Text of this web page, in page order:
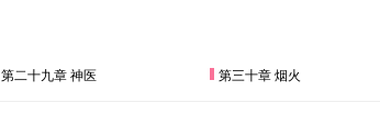
第二十九章 神医 第三十章 烟火